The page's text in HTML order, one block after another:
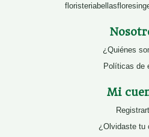
¿Quiénes
Políticas de
Mi
¿Olvidaste tu